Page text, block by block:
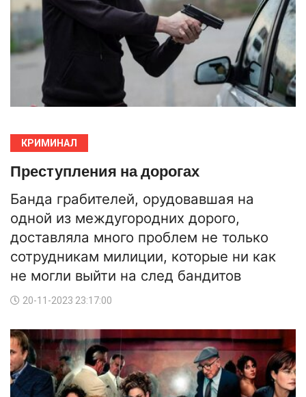
КРИМИНАЛ
Преступления на дорогах
Банда грабителей, орудовавшая на
одной из междугородних дорого,
доставляла много проблем не только
сотрудникам милиции, которые ни как
не могли выйти на след бандитов
20-11-2023 23:17:00